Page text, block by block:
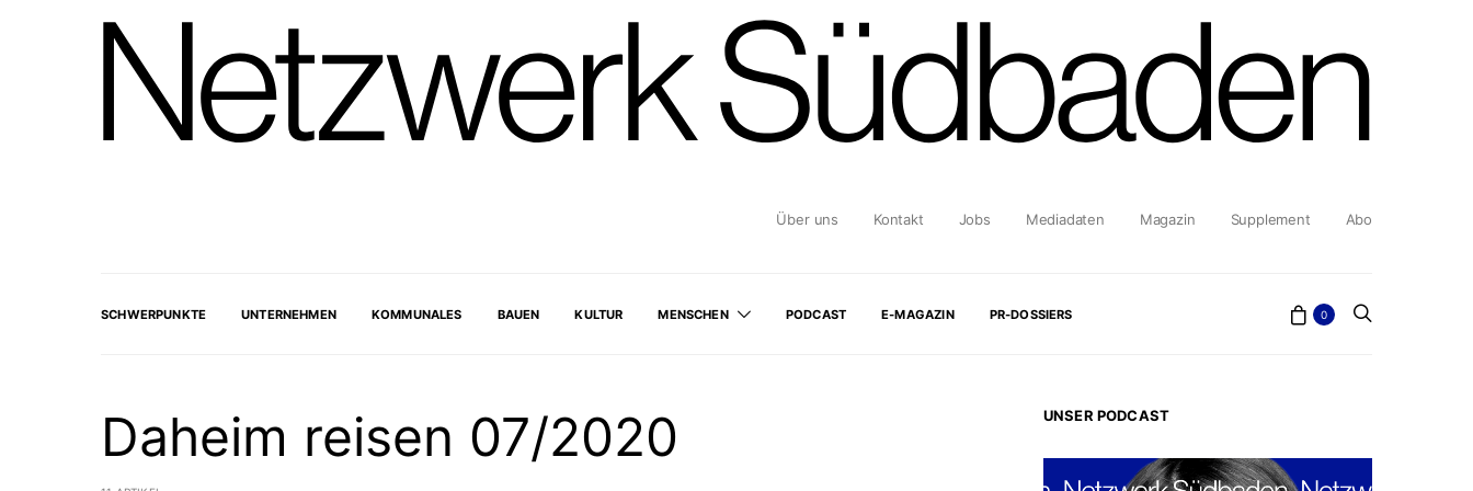
Über uns Kontakt Jobs Mediadaten Magazin Supplement Abo
SCHWERPUNKTE UNTERNEHMEN KOMMUNALES BAUEN KULTUR MENSCHEN PODCAST E-MAGAZIN PR-DOSSIERS 0
Daheim reisen 07/2020 UNSER PODCAST